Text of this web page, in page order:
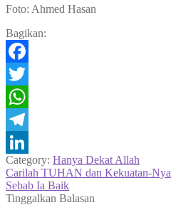
Foto: Ahmed Hasan
Bagikan:
Facebook
Twitter
WhatsApp
Telegram
LinkedIn
Category: Hanya Dekat Allah
Navigasi
pos
Previous
post:
Carilah TUHAN dan Kekuatan-Nya
Next
post:
Sebab Ia Baik
Tinggalkan Balasan